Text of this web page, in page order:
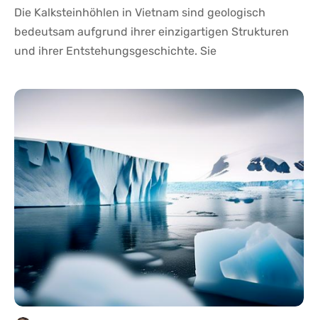
Die Kalksteinhöhlen in Vietnam sind geologisch
bedeutsam aufgrund ihrer einzigartigen Strukturen
und ihrer Entstehungsgeschichte. Sie